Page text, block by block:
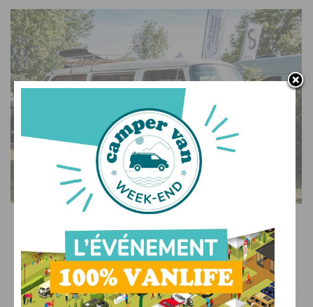
Camper Van Week-End : l’événement 100% vans et
fourgons aménagés